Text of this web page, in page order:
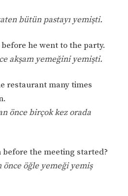
bütün pastayı yemişti.
he went to the party.
akşam yemeğini yemişti.
restaurant many times
önce birçok kez orada
the meeting started?
önce öğle yemeği yemiş